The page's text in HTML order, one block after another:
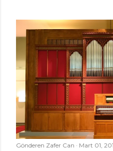
Gönderen Zafer Can Mart 01,